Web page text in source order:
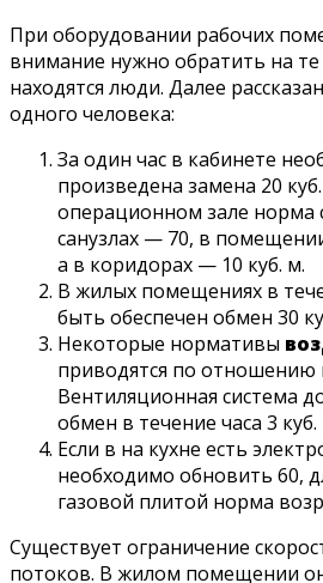
При оборудовании рабочих
внимание нужно обратить на
находятся люди. Далее
одного человека:
За один час в кабинете
произведена замена 20
операционном зале норма
санузлах — 70, в
а в коридорах — 10 куб. м.
В жилых помещениях в
быть обеспечен обмен 30
Некоторые нормативы
приводятся по отношению
Вентиляционная система
обмен в течение часа 3 куб.
Если в на кухне есть
необходимо обновить 60,
газовой плитой норма
Существует ограничение
потоков. В жилом помещении